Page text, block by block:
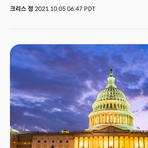
크게 대두되며 가장 큰 하락폭을 기록했다. (다우 -
민주당은 부채한도 조정이나 유예를 위한 확실한 입
상황이다. 재닛 옐런 재무장관은 연방정부의 자금이
데드라인을 10월 18일로 제시한 바 있다. 반면 미
디폴트가 날 수 있는 시기를 10월 말이나 11월 초로
1~2주 내로 확실한 입법절차가 시작되지 않을 경우
것으로 관측하고 있다. 한편 공급망의 부진과 국제유
가격의 상승세가 인플레이션을 자극하는 가운데 국
성장주의 나스닥에 하방압력으로 작용했다. 특히 페
고발자인 전직 직원 프랜시스 하우겐이 CBS의 '60
폭로한지 하루만에 6시간 거량 서버장애로 사이트
겹치며 크게 하락했다. 페이스북은 지난 목요일(9월
크리스 정 2021.10.05 06:47 PDT